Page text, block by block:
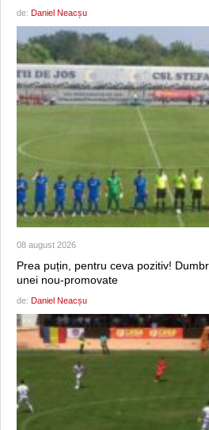
de: Daniel Neacșu
08 august 2026
Prea puțin, pentru ceva pozitiv!
unei nou-promovate
de: Daniel Neacșu